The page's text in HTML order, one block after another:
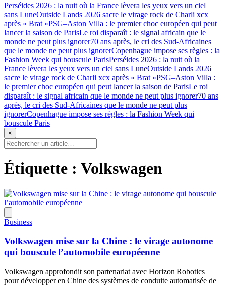
Perséides 2026 : la nuit où la France lèvera les yeux vers un ciel
sans LuneOutside Lands 2026 sacre le virage rock de Charli xcx
après « Brat »PSG–Aston Villa : le premier choc européen qui peut
lancer la saison de ParisLe roi disparaît : le signal africain que le
monde ne peut plus ignorer70 ans après, le cri des Sud-Africaines
que le monde ne peut plus ignorerCopenhague impose ses règles : la
Fashion Week qui bouscule ParisPerséides 2026 : la nuit où la
France lèvera les yeux vers un ciel sans LuneOutside Lands 2026
sacre le virage rock de Charli xcx après « Brat »PSG–Aston Villa :
le premier choc européen qui peut lancer la saison de ParisLe roi
disparaît : le signal africain que le monde ne peut plus ignorer70 ans
après, le cri des Sud-Africaines que le monde ne peut plus
ignorerCopenhague impose ses règles : la Fashion Week qui
bouscule Paris
×
Étiquette : Volkswagen
Business
Volkswagen mise sur la Chine : le virage autonome
qui bouscule l’automobile européenne
Volkswagen approfondit son partenariat avec Horizon Robotics
pour développer en Chine des systèmes de conduite automatisée de